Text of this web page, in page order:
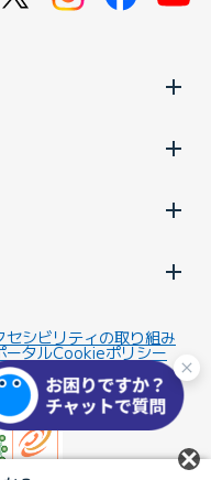
セシビリティの取り組み
ータルCookieポリシー
リティ基本方針